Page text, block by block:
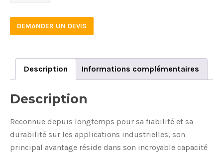
quantity
DEMANDER UN DEVIS
Description Informations complémentaires
Description
Reconnue depuis longtemps pour sa fiabilité et sa
durabilité sur les applications industrielles, son
principal avantage réside dans son incroyable capacité